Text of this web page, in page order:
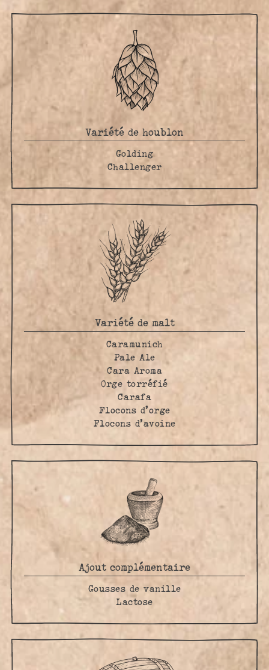
Variété de houblon
Golding
Challenger
Variété de malt
Caramunich
Pale Ale
Cara Aroma
Orge torréfié
Carafa
Flocons d’orge
Flocons d’avoine
Ajout complémentaire
Gousses de vanille
Lactose